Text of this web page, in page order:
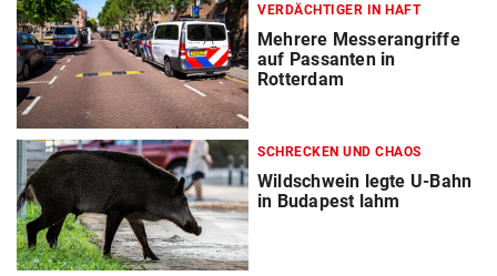
VERDÄCHTIGER IN HAFT
Mehrere Messerangriffe
auf Passanten in
Rotterdam
SCHRECKEN UND CHAOS
Wildschwein legte U-Bahn
in Budapest lahm